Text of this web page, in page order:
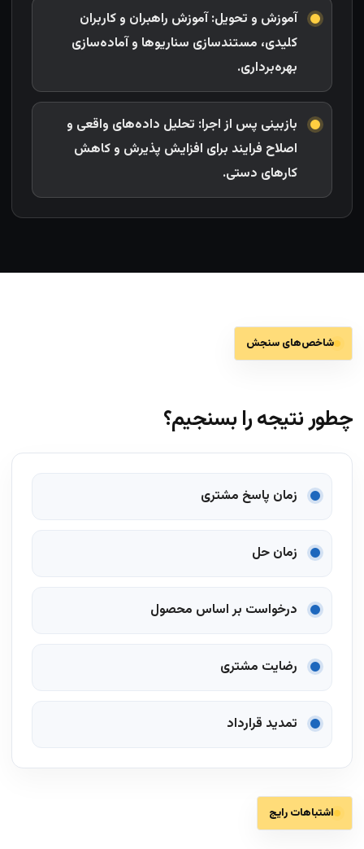
آموزش و تحویل: آموزش راهبران و کاربران
کلیدی، مستندسازی سناریوها و آماده‌سازی
بهره‌برداری.
بازبینی پس از اجرا: تحلیل داده‌های واقعی و
اصلاح فرایند برای افزایش پذیرش و کاهش
کارهای دستی.
شاخص‌های سنجش
چطور نتیجه را بسنجیم؟
زمان پاسخ مشتری
زمان حل
درخواست بر اساس محصول
رضایت مشتری
تمدید قرارداد
اشتباهات رایج